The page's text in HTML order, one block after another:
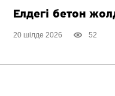
Елдегі бетон
20 шілде 2026 52